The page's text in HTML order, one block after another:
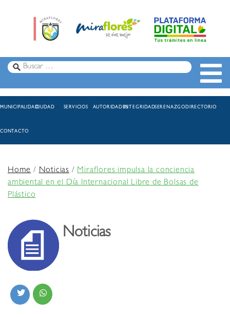
MUNICIPALIDADCIUDAD SERVICIOS AUTORIDADESINTEGRIDADSERENAZGODIRECTORIO
CONTACTO
Home/Noticias /Miraflores impulsa la conciencia
ambiental en el Día Internacional Libre de Bolsas de
Plástico
Noticias